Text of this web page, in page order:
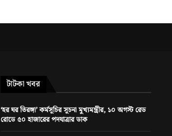
টাটকা খবর
‘হর ঘর তিরঙ্গা’ কর্মসূচির সূচনা মুখ্যমন্ত্রীর, ১০ অগস্ট রেড
রোডে ৫০ হাজারের পদযাত্রার ডাক